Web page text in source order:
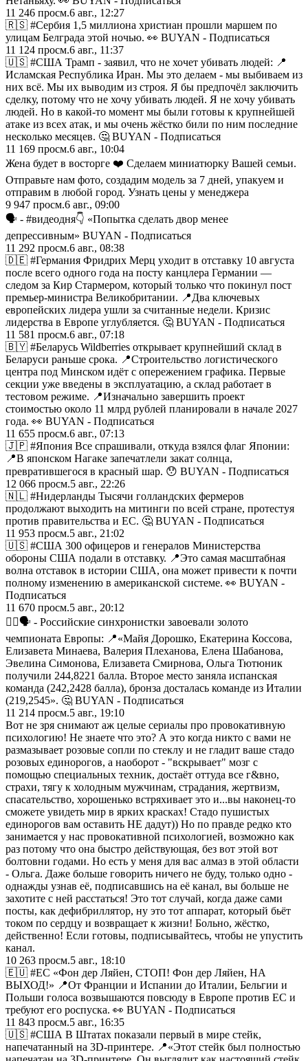
11 246 просм.6 авг., 12:27
🇷🇸 #Сербия 1,5 миллиона христиан прошли маршем по
улицам Белграда этой ночью. 👀 BUYAN - Подписаться
11 124 просм.6 авг., 11:37
🇺🇸 #США Трамп - заявил, что не хочет убивать людей: 📍
Исламская Республика Иран. Мы это делаем - мы выбиваем из
них всё. Мы их выводим из строя. Я бы предпочёл заключить
сделку, потому что не хочу убивать людей. Я не хочу убивать
людей. Но в какой-то момент мы были готовы к крупнейшей
атаке из всех атак, и мы очень жёстко били по ним последние
несколько месяцев. 🤔 BUYAN - Подписаться
11 169 просм.6 авг., 10:04
Жена будет в восторге ❤️ Сделаем миниатюрку Вашей семьи.
Отправьте нам фото, создадим модель за 7 дней, упакуем и
отправим в любой город. Узнать цены у менеджера
9 947 просм.6 авг., 09:00
🗣️ - #видеодня👇 «Попытка сделать двор менее
депрессивным» BUYAN - Подписаться
11 292 просм.6 авг., 08:38
🇩🇪 #Германия Фридрих Мерц уходит в отставку 10 августа
после всего одного года на посту канцлера Германии —
следом за Кир Стармером, который только что покинул пост
премьер-министра Великобритании. 📍Два ключевых
европейских лидера ушли за считанные недели. Кризис
лидерства в Европе углубляется. 🤔 BUYAN - Подписаться
11 581 просм.6 авг., 07:18
🇧🇾 #Беларусь Wildberries открывает крупнейший склад в
Беларуси раньше срока. 📍Строительство логистического
центра под Минском идёт с опережением графика. Первые
секции уже введены в эксплуатацию, а склад работает в
тестовом режиме. 📍Изначально завершить проект
стоимостью около 11 млрд рублей планировали в начале 2027
года. 👀 BUYAN - Подписаться
11 655 просм.6 авг., 07:13
🇯🇵 #Япония Все спрашивали, откуда взялся флаг Японии:
📍В японском Нагаке запечатлели закат солнца,
превратившегося в красный шар. 😯 BUYAN - Подписаться
12 066 просм.5 авг., 22:26
🇳🇱 #Нидерланды Тысячи голландских фермеров
продолжают выходить на митинги по всей стране, протестуя
против правительства и ЕС. 🤔 BUYAN - Подписаться
11 953 просм.5 авг., 21:02
🇺🇸 #США 300 офицеров и генералов Министерства
обороны США подали в отставку. 📍Это самая масштабная
волна отставок в истории США, она может привести к почти
полному изменению в американской системе. 👀 BUYAN -
Подписаться
11 670 просм.5 авг., 20:12
☝🏻🗣️ - Российские синхронистки завоевали золото
чемпионата Европы: 📍«Майя Дорошко, Екатерина Коссова,
Елизавета Минаева, Валерия Плеханова, Елена Шабанова,
Эвелина Симонова, Елизавета Смирнова, Ольга Тютюник
получили 244,8221 балла. Второе место заняла испанская
команда (242,2428 балла), бронза досталась команде из Италии
(219,2545». 🤔 BUYAN - Подписаться
11 214 просм.5 авг., 19:10
Вот не зря снимают аж целые сериалы про провокативную
психологию! Не знаете что это? А это когда никто с вами не
размазывает розовые сопли по стеклу и не гладит ваше стадо
розовых единорогов, а наоборот - "вскрывает" мозг с
помощью специальных техник, достаёт оттуда все г&вно,
страхи, тягу к холодным мужчинам, страдания, жертвизм,
спасательство, хорошенько встряхивает это и...вы наконец-то
сможете увидеть мир в ярких красках! Стадо пушистых
единорогов вам оставить НЕ дадут)) Но по правде редко кто
занимается у нас провокативной психологией, возможно как
раз потому что она быстро действующая, без вот этой вот
болтовни годами. Но есть у меня для вас алмаз в этой области
- Ольга. Даже больше говорить ничего не буду, только одно -
однажды узнав её, подписавшись на её канал, вы больше не
захотите с ней расстаться! Это тот случай, когда даже сами
посты, как дефибриллятор, ну это тот аппарат, который бьёт
током по сердцу и возвращает к жизни! Больно, жёстко,
действенно! Если готовы, подписывайтесь, чтобы не упустить
канал.
10 263 просм.5 авг., 18:10
🇪🇺 #ЕС «Фон дер Ляйен, СТОП! Фон дер Ляйен, НА
ВЫХОД!» 📍От Франции и Испании до Италии, Бельгии и
Польши голоса возвышаются повсюду в Европе против ЕС и
требуют его роспуска. 👀 BUYAN - Подписаться
11 843 просм.5 авг., 16:35
🇺🇸 #США В Штатах показали первый в мире стейк,
напечатанный на 3D-принтере. 📍«Этот стейк был полностью